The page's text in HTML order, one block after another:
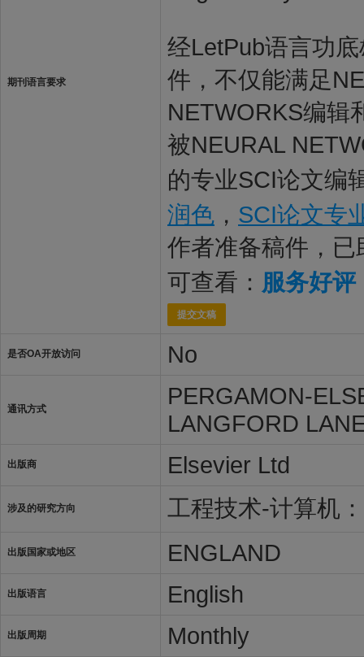
期刊语言要求
经LetPub语言功
件，不仅能满足
NETWORKS编辑
被NEURAL
的专业SCI论文编
润色 ， SCI论文专
作者准备稿件，
可查看： 服务好评
提交文稿
是否OA开放访问 No
通讯方式
PERGAMON-
LANGFORD
出版商 Elsevier Ltd
涉及的研究方向 工程技术-计算机
出版国家或地区 ENGLAND
出版语言 English
出版周期 Monthly